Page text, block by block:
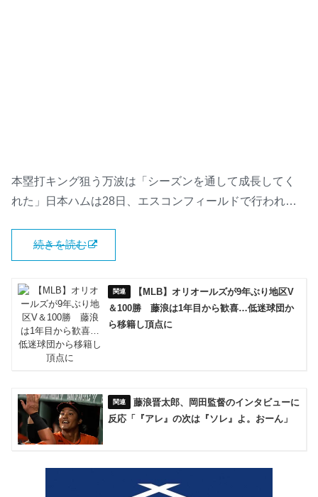
本塁打キング狙う万波は「シーズンを通して成長してく
れた」日本ハムは28日、エスコンフィールドで行われ…
続きを読む
【MLB】オリオールズが9年ぶり地区V
＆100勝 藤浪は1年目から歓喜…低迷球団か
ら移籍し頂点に
藤浪晋太郎、岡田監督のインタビューに
反応「『アレ』の次は『ソレ』よ。おーん」